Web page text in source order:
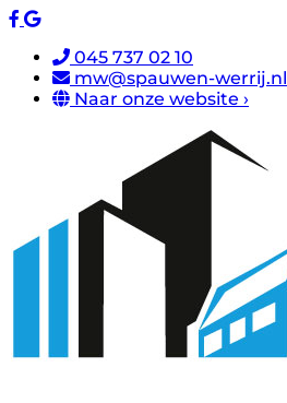
045 737 02 10
mw@spauwen-werrij.nl
Naar onze website ›